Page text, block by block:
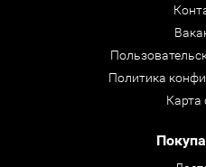
Политика
Карта